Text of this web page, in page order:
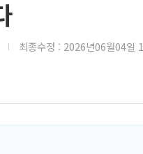
최종수정 : 2026년06월04일